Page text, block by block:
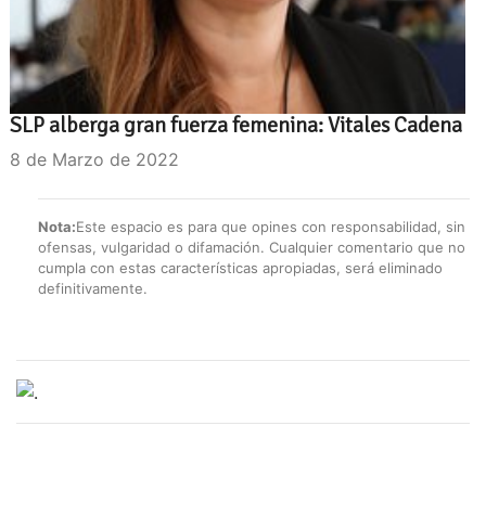
SLP alberga gran fuerza femenina: Vitales Cadena
8 de Marzo de 2022
Nota:Este espacio es para que opines con responsabilidad, sin
ofensas, vulgaridad o difamación. Cualquier comentario que no
cumpla con estas características apropiadas, será eliminado
definitivamente.